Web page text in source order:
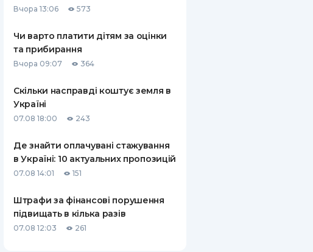
ВСІ СТРАХОВІ ПОЛІСИ
ВІДГУКИ ПРО СТРАХОВІ
КОМПАНІЇ
ДОСТАВКА І ОПЛАТА
КОНТАКТИ
Вчора 13:06 573
Чи варто платити дітям за оцінки
та прибирання
Вчора 09:07 364
Скільки насправді коштує земля в
Україні
07.08 18:00 243
Де знайти оплачувані стажування
в Україні: 10 актуальних пропозицій
07.08 14:01 151
Штрафи за фінансові порушення
підвищать в кілька разів
07.08 12:03 261